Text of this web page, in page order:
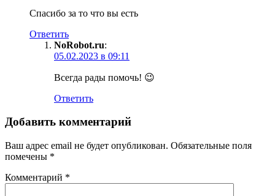
Спасибо за то что вы есть
Ответить
NoRobot.ru:
05.02.2023 в 09:11
Всегда рады помочь! 😉
Ответить
Добавить комментарий
Ваш адрес email не будет опубликован. Обязательные поля
помечены *
Комментарий *